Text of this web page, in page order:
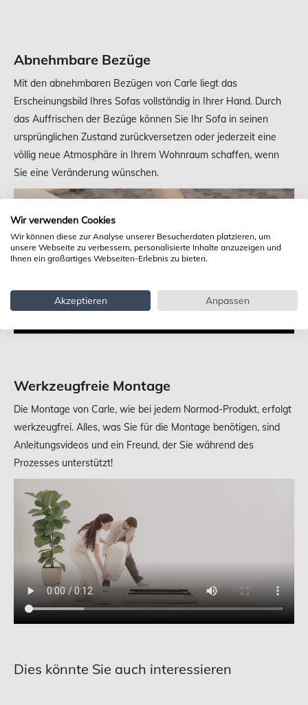
Abnehmbare Bezüge
Mit den abnehmbaren Bezügen von Carle liegt das
Erscheinungsbild Ihres Sofas vollständig in Ihrer Hand. Durch
das Auffrischen der Bezüge können Sie Ihr Sofa in seinen
ursprünglichen Zustand zurückversetzen oder jederzeit eine
völlig neue Atmosphäre in Ihrem Wohnraum schaffen, wenn
Sie eine Veränderung wünschen.
Werkzeugfreie Montage
Die Montage von Carle, wie bei jedem Normod-Produkt, erfolgt
werkzeugfrei. Alles, was Sie für die Montage benötigen, sind
Anleitungsvideos und ein Freund, der Sie während des
Prozesses unterstützt!
Dies könnte Sie auch interessieren
Wir verwenden Cookies
Wir können diese zur Analyse unserer Besucherdaten platzieren, um
unsere Webseite zu verbessern, personalisierte Inhalte anzuzeigen und
Ihnen ein großartiges Webseiten-Erlebnis zu bieten.
Akzeptieren Anpassen